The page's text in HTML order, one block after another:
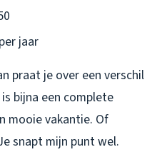
jaar
praat je over een verschil
bijna een complete
mooie vakantie. Of
snapt mijn punt wel.